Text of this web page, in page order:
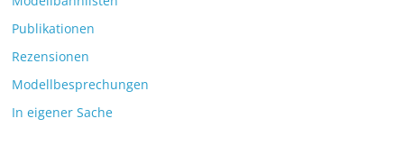
Publikationen
Rezensionen
Modellbesprechungen
In eigener Sache